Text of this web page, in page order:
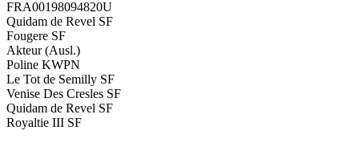
FRA00198094820U
Quidam de Revel SF
Fougere SF
Akteur (Ausl.)
Poline KWPN
Le Tot de Semilly SF
Venise Des Cresles SF
Quidam de Revel SF
Royaltie III SF